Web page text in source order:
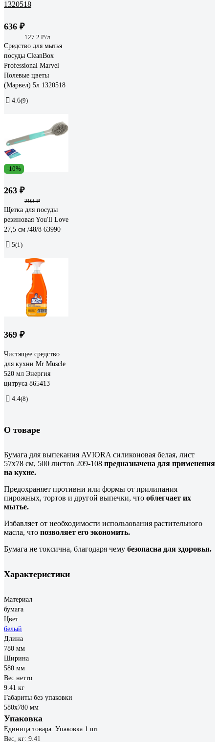
636 ₽
127.2 ₽/л
Средство для мытья
посуды CleanBox
Professional Marvel
Полевые цветы
(Марвел) 5л 1320518
4.6(9)
-10%
263 ₽
293 ₽
Щетка для посуды
резиновая You'll Love
27,5 см /48/8 63990
5(1)
369 ₽
Чистящее средство
для кухни Mr Muscle
520 мл Энергия
цитруса 865413
4.4(8)
О товаре
Бумага для выпекания AVIORA силиконовая белая, лист
57x78 см, 500 листов 209-108 предназначена для применения
на кухне.
Предохраняет противни или формы от прилипания
пирожных, тортов и другой выпечки, что облегчает их
мытье.
Избавляет от необходимости использования растительного
масла, что позволяет его экономить.
Бумага не токсична, благодаря чему безопасна для здоровья.
Характеристики
Материал
бумага
Цвет
белый
Длина
780 мм
Ширина
580 мм
Вес нетто
9.41 кг
Габариты без упаковки
580х780 мм
Упаковка
Единица товара: Упаковка 1 шт
Вес, кг: 9.41